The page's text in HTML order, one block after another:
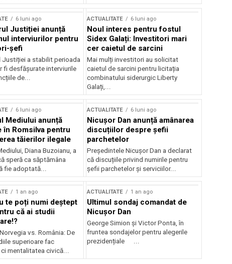
6 luni ago
Justiției anunță
interviurilor pentru
șefi
Justiției a stabilit perioada
fi desfășurate interviurile
de...
ACTUALITATE 6 luni ago
Noul interes pentru fostul
Sidex Galați: Investitori mari
cer caietul de sarcini
Mai mulți investitori au solicitat
caietul de sarcini pentru licitația
combinatului siderurgic Liberty
Galați,...
6 luni ago
Mediului anunță
în Romsilva pentru
tăierilor ilegale
Diana Buzoianu, a
speră ca săptămâna
fie adoptată...
ACTUALITATE 6 luni ago
Nicușor Dan anunță amânarea
discuțiilor despre șefii
parchetelor
Președintele Nicușor Dan a declarat
că discuțiile privind numirile pentru
șefii parchetelor și serviciilor...
1 an ago
te poți numi deștept
că ai studii
vs. România: De
superioare fac
mentalitatea civică...
ACTUALITATE 1 an ago
Ultimul sondaj comandat de
Nicușor Dan
George Simion și Victor Ponta, în
fruntea sondajelor pentru alegerile
prezidențiale ...